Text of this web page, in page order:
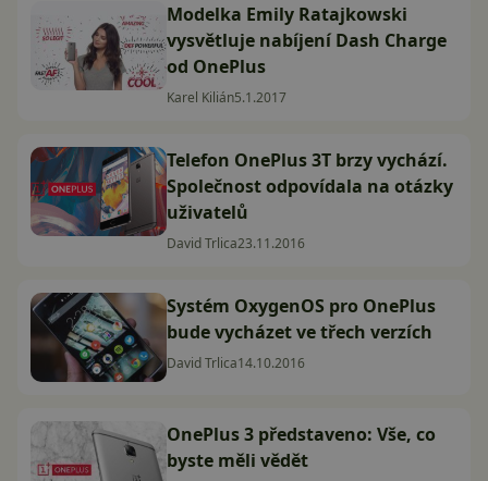
Modelka Emily Ratajkowski
vysvětluje nabíjení Dash Charge
od OnePlus
Karel Kilián5.1.2017
Telefon OnePlus 3T brzy vychází.
Společnost odpovídala na otázky
uživatelů
David Trlica23.11.2016
Systém OxygenOS pro OnePlus
bude vycházet ve třech verzích
David Trlica14.10.2016
OnePlus 3 představeno: Vše, co
byste měli vědět